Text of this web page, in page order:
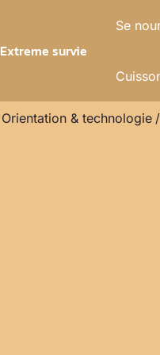
Extreme survie
Se
Orientation & technologie